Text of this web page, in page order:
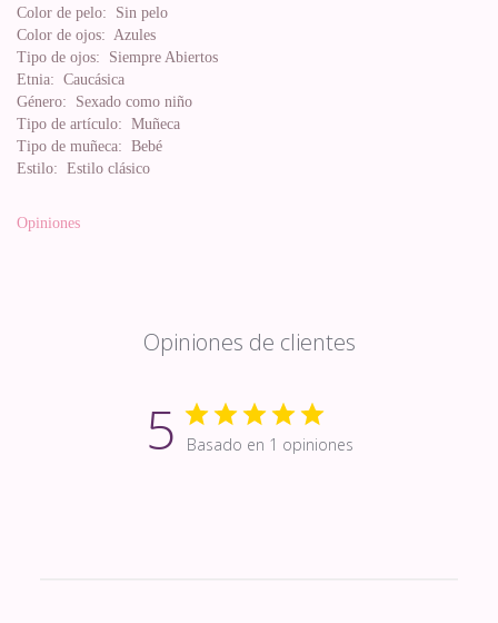
Color de pelo: Sin pelo
Color de ojos: Azules
Tipo de ojos: Siempre Abiertos
Etnia: Caucásica
Género: Sexado como niño
Tipo de artículo: Muñeca
Tipo de muñeca: Bebé
Estilo: Estilo clásico
Opiniones
Opiniones de clientes
5 Basado en 1 opiniones